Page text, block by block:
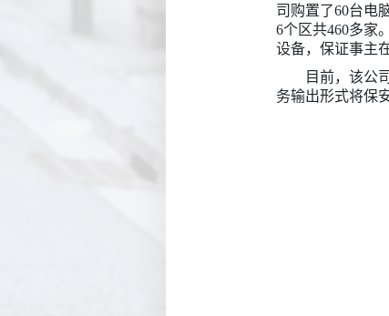
司购置了60台电
6个区共460多家
设备，保证事主
目前，该公
务输出形式将保